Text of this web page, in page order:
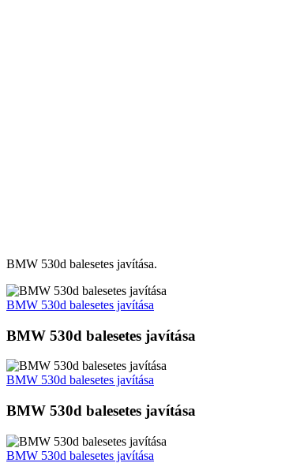
BMW 530d balesetes javítása.
BMW 530d balesetes javítása
BMW 530d balesetes javítása
BMW 530d balesetes javítása
BMW 530d balesetes javítása
BMW 530d balesetes javítása